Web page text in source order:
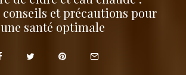
et précautions pour
une santé optimale